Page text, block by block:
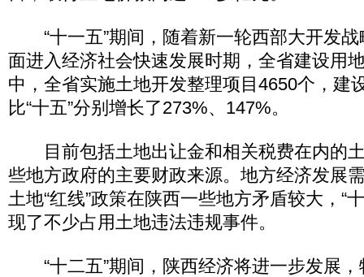
“十一五”期间，随着新一轮西部大开发战
面进入经济社会快速发展时期，全省建设用
中，全省实施土地开发整理项目4650个，建
比“十五”分别增长了273%、147%。
目前包括土地出让金和相关税费在内的
些地方政府的主要财政来源。地方经济发展
土地“红线”政策在陕西一些地方矛盾较大，“
现了不少占用土地违法违规事件。
“十二五”期间，陕西经济将进一步发展，